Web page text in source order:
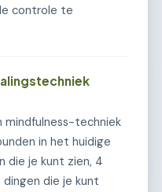
controle te
techniek
in het huidige
die je kunt zien, 4
dingen die je kunt